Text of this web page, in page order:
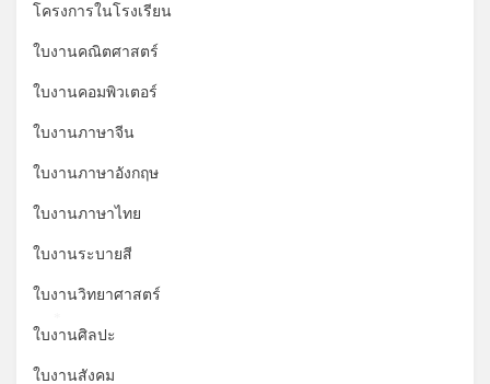
โครงการในโรงเรียน
ใบงานคณิตศาสตร์
ใบงานคอมพิวเตอร์
ใบงานภาษาจีน
ใบงานภาษาอังกฤษ
ใบงานภาษาไทย
ใบงานระบายสี
ใบงานวิทยาศาสตร์
ใบงานศิลปะ
ใบงานสังคม
*